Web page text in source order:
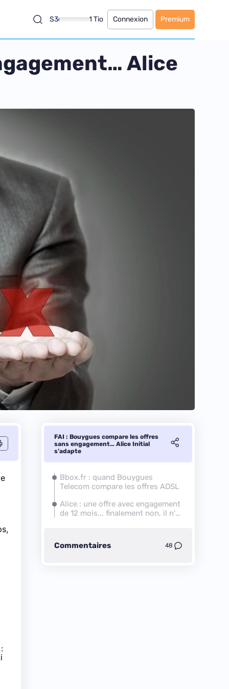
S3 1 Tio Connexion Premium
Alice
FAI : Bouygues compare les offres
sans engagement… Alice Initial
s’adapte
Bbox.fr : quand Bouygues
Telecom compare les offres ADSL
Alice : une offre avec engagement
de 12 mois... finalement non, il n'y
Commentaires 48